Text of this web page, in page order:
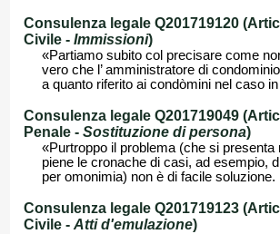
Consulenza legale Q201719120
Civile - Immissioni)
«Partiamo subito col precisare come
vero che l’ amministratore di
a quanto riferito ai condòmini nel caso
Consulenza legale Q201719049
Penale - Sostituzione di persona)
«Purtroppo il problema (che si presenta
piene le cronache di casi, ad esempio,
per omonimia) non è di facile soluzione.
Consulenza legale Q201719123
Civile - Atti d'emulazione)